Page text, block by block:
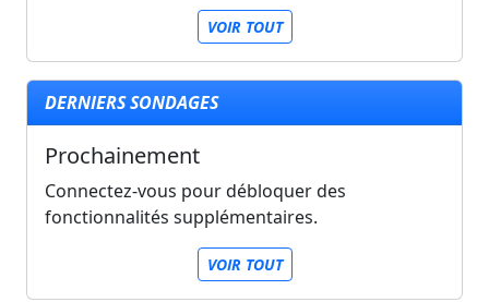
VOIR TOUT
DERNIERS SONDAGES
Prochainement
Connectez-vous pour débloquer des
fonctionnalités supplémentaires.
VOIR TOUT